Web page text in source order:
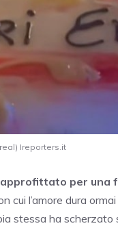
Ireporters.it
approfittato per una
cui l’amore dura
stessa ha scherzato